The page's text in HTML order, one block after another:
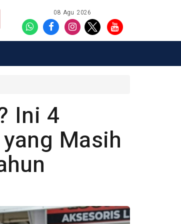
08 Agu 2026
Ini 4
Masih